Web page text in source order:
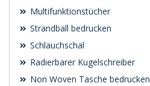
Multifunktionstücher
Strandball bedrucken
Schlauchschal
Radierbarer Kugelschreiber
Non Woven Tasche bedrucken